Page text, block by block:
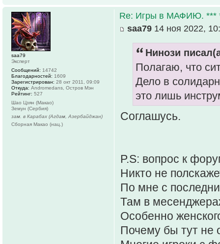
Re: Игры в МАФИЮ. ***
saa79 14 ноя 2022,
Нинози
Полагаю, что
Дело в
это лишь
Соглашусь.
P.S: вопрос к
Никто не
По мне с
Там в
Особенно
Почему бы тут не
saa79
Эксперт
Сообщений: 14742
Благодарностей: 1609
Зарегистрирован: 28 окт 2011, 09:09
Откуда: Andromedans, Остров Мэн
Рейтинг: 527
Шао Цзян (Макао)
Земун (Сербия)
зам. в Карабах (Агдам, Азербайджан)
Сборная Макао (нац.)